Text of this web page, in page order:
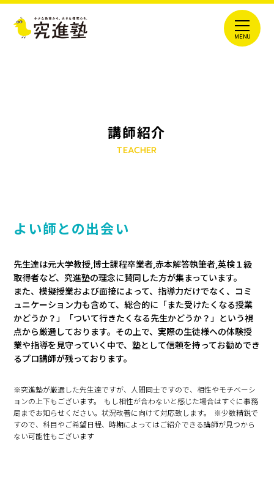
講師紹介
TEACHER
よい師との出会い
先生達は元大学教授,博士課程卒業者,赤本解答執筆者,英検１級
取得者など、究進塾の理念に賛同した方が集まっています。
また、模擬授業および面接によって、指導力だけでなく、コミ
ュニケーション力も含めて、総合的に「また受けたくなる授業
かどうか？」「ついて行きたくなる先生かどうか？」という視
点から厳選しております。その上で、実際の生徒様への体験授
業や指導を見守っていく中で、塾として信頼を持ってお勧めでき
るプロ講師が残っております。
※究進塾が厳選した先生達ですが、人間同士ですので、相性やモチベーシ
ョンの上下もございます。 もし相性が合わないと感じた場合はすぐに事務
局までお知らせください。状況改善に向けて対応致します。 ※少数精鋭で
すので、科目やご希望日程、時期によってはご紹介できる講師が見つから
ない可能性もございます